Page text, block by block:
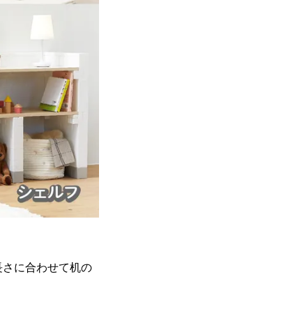
に合わせて机の